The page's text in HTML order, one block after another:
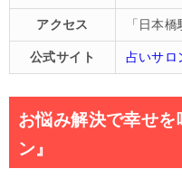
アクセス 「日本
公式サイト 占いサロ
お悩み解決で幸せ
ン』